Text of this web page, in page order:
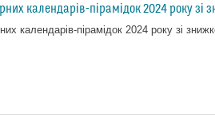
календарів-пірамідок 2024 року зі
календарів-пірамідок 2024 року зі